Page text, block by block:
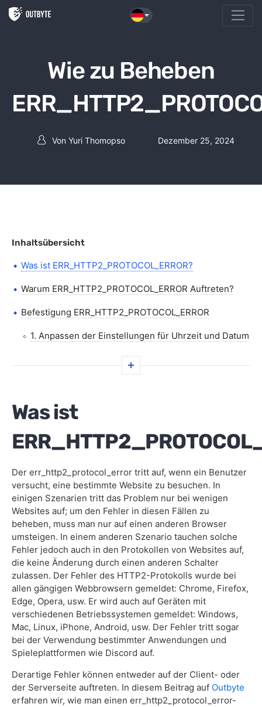
Zum Inhalt springen
Wie zu Beheben
Beitrag Autor
Von Yuri Thomopso Dezember 25, 2024
Inhaltsübersicht
Was ist ERR_HTTP2_PROTOCOL_ERROR?
Warum ERR_HTTP2_PROTOCOL_ERROR Auftreten?
Befestigung ERR_HTTP2_PROTOCOL_ERROR
1. Anpassen der Einstellungen für Uhrzeit und Datum
2. Aktualisieren Sie Ihren Browser
4. Verwendung Des Inkognito-Modus
6. Zurücksetzen Der Fortgeschrittenen
Experimentellen Einstellungen
7. Die Umstellung auf ein Neues Browser-Profil
8. Löschen von Cache, Cookies und Verlauf
Häufig gestellte Fragen
Was ist
Der err_http2_protocol_error tritt auf, wenn ein Benutzer
versucht, eine bestimmte Website zu besuchen. In
einigen Szenarien tritt das Problem nur bei wenigen
Websites auf; um den Fehler in diesen Fällen zu
beheben, muss man nur auf einen anderen Browser
umsteigen. In einem anderen Szenario tauchen solche
Fehler jedoch auch in den Protokollen von Websites auf,
die keine Änderung durch einen anderen Schalter
zulassen. Der Fehler des HTTP2-Protokolls wurde bei
allen gängigen Webbrowsern gemeldet: Chrome, Firefox,
Edge, Opera, usw. Er wird auch auf Geräten mit
verschiedenen Betriebssystemen gemeldet: Windows,
Mac, Linux, iPhone, Android, usw. Der Fehler tritt sogar
bei der Verwendung bestimmter Anwendungen und
Spieleplattformen wie Discord auf.
Derartige Fehler können entweder auf der Client- oder
der Serverseite auftreten. In diesem Beitrag auf Outbyte
erfahren wir, wie man einen err_http2_protocol_error-